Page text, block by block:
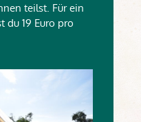
teilst. Für ein
du 19 Euro pro